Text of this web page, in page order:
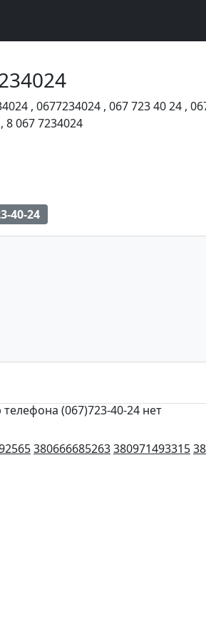
, 0677234024 , 067 723 40 24 ,
, 8 067 7234024
40-24
(067)723-40-24 нет
380666685263380971493315